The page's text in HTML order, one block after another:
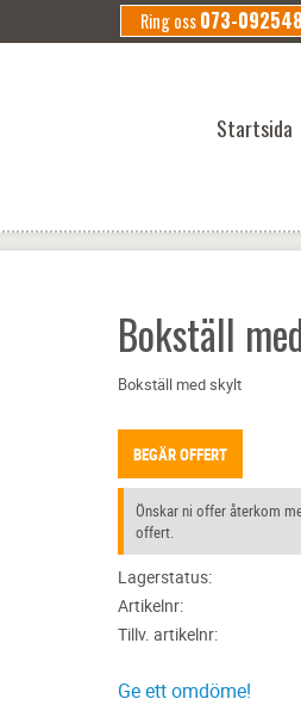
Ring oss073-
Startsida
Bokställ
Bokställ med skylt
BEGÄR OFFERT
Önskar ni offer återkom
offert.
Lagerstatus
Artikelnr
Tillv. artikelnr
Ge ett omdöme!